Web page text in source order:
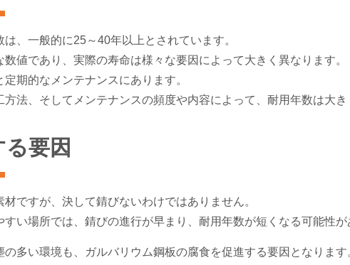
、一般的に25～40年以上とされています。
値であり、実際の寿命は様々な要因によって大きく異なります。
期的なメンテナンスにあります。
法、そしてメンテナンスの頻度や内容によって、耐用年数は大
要因
ですが、決して錆びないわけではありません。
い場所では、錆びの進行が早まり、耐用年数が短くなる可能性
の多い環境も、ガルバリウム鋼板の腐食を促進する要因となります